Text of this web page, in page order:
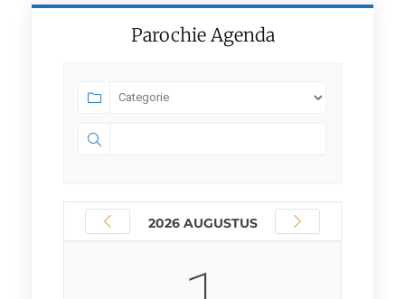
Parochie Agenda
2026 AUGUSTUS